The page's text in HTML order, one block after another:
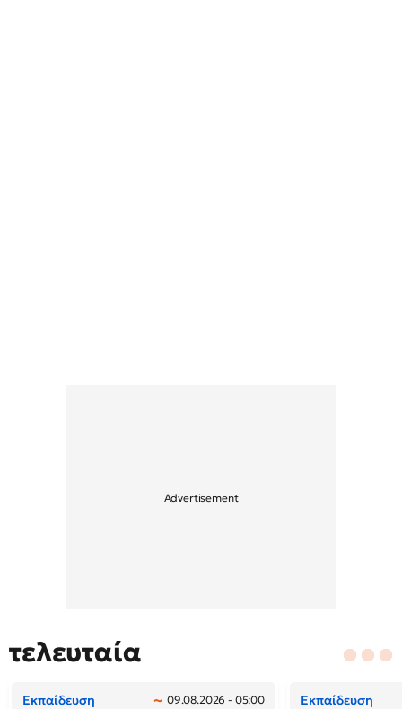
τελευταία
Εκπαίδευση 09.08.2026 - 05:00 Εκπαίδευση